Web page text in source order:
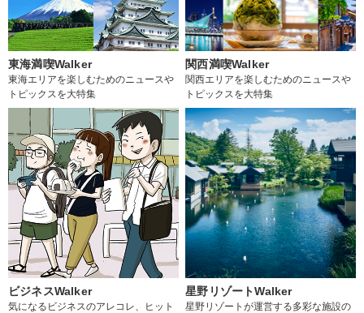
東海満喫Walker
東海エリアを楽しむためのニュースや
トピックスを大特集
関西満喫Walker
関西エリアを楽しむためのニュースや
トピックスを大特集
ビジネスWalker
気になるビジネスのアレコレ、ヒット
星野リゾートWalker
星野リゾートが運営する多彩な施設の